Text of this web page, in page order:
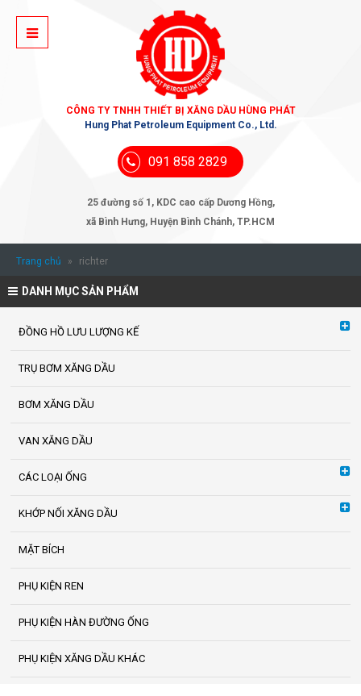
CÔNG TY TNHH THIẾT BỊ XĂNG DẦU HÙNG PHÁT
Hung Phat Petroleum Equipment Co., Ltd.
091 858 2829
25 đường số 1, KDC cao cấp Dương Hồng,
xã Bình Hưng, Huyện Bình Chánh, TP.HCM
Trang chủ » richter
DANH MỤC SẢN PHẨM
ĐỒNG HỒ LƯU LƯỢNG KẾ
TRỤ BƠM XĂNG DẦU
BƠM XĂNG DẦU
VAN XĂNG DẦU
CÁC LOẠI ỐNG
KHỚP NỐI XĂNG DẦU
MẶT BÍCH
PHỤ KIỆN REN
PHỤ KIỆN HÀN ĐƯỜNG ỐNG
PHỤ KIỆN XĂNG DẦU KHÁC